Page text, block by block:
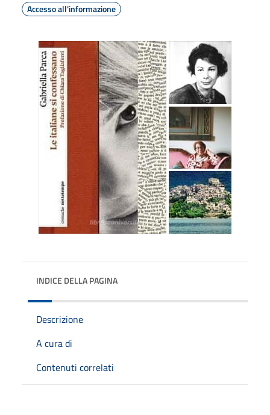
Accesso all'informazione
INDICE DELLA PAGINA
Descrizione
A cura di
Contenuti correlati